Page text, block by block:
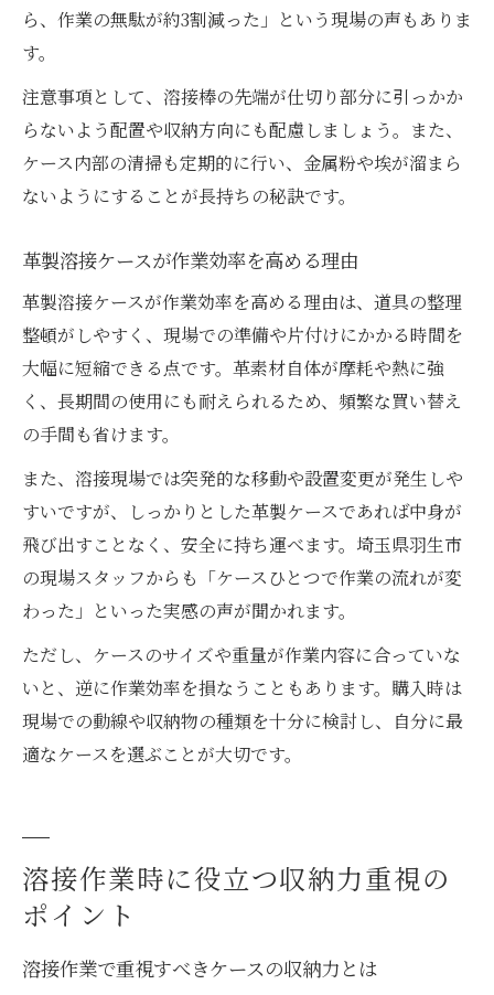
ら、作業の無駄が約3割減った」という現場の声もありま
す。
注意事項として、溶接棒の先端が仕切り部分に引っかか
らないよう配置や収納方向にも配慮しましょう。また、
ケース内部の清掃も定期的に行い、金属粉や埃が溜まら
ないようにすることが長持ちの秘訣です。
革製溶接ケースが作業効率を高める理由
革製溶接ケースが作業効率を高める理由は、道具の整理
整頓がしやすく、現場での準備や片付けにかかる時間を
大幅に短縮できる点です。革素材自体が摩耗や熱に強
く、長期間の使用にも耐えられるため、頻繁な買い替え
の手間も省けます。
また、溶接現場では突発的な移動や設置変更が発生しや
すいですが、しっかりとした革製ケースであれば中身が
飛び出すことなく、安全に持ち運べます。埼玉県羽生市
の現場スタッフからも「ケースひとつで作業の流れが変
わった」といった実感の声が聞かれます。
ただし、ケースのサイズや重量が作業内容に合っていな
いと、逆に作業効率を損なうこともあります。購入時は
現場での動線や収納物の種類を十分に検討し、自分に最
適なケースを選ぶことが大切です。
溶接作業時に役立つ収納力重視の
ポイント
溶接作業で重視すべきケースの収納力とは